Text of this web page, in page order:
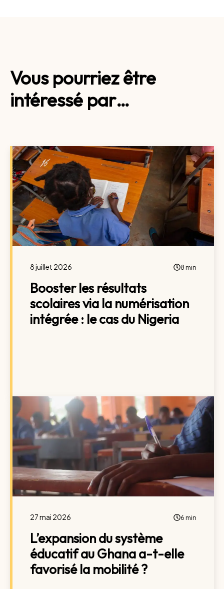
Vous pourriez être
intéressé par…
8 juillet 2026 8 min
Booster les résultats
scolaires via la numérisation
intégrée : le cas du Nigeria
27 mai 2026 6 min
L’expansion du système
éducatif au Ghana a-t-elle
favorisé la mobilité ?